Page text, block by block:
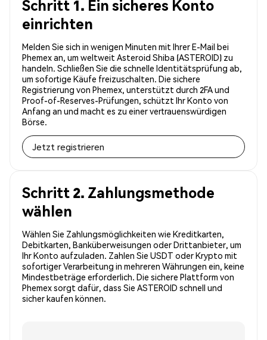
Schritt 1. Ein sicheres Konto
einrichten
Melden Sie sich in wenigen Minuten mit Ihrer E-Mail bei
Phemex an, um weltweit Asteroid Shiba (ASTEROID) zu
handeln. Schließen Sie die schnelle Identitätsprüfung ab,
um sofortige Käufe freizuschalten. Die sichere
Registrierung von Phemex, unterstützt durch 2FA und
Proof-of-Reserves-Prüfungen, schützt Ihr Konto von
Anfang an und macht es zu einer vertrauenswürdigen
Börse.
Jetzt registrieren
Schritt 2. Zahlungsmethode
wählen
Wählen Sie Zahlungsmöglichkeiten wie Kreditkarten,
Debitkarten, Banküberweisungen oder Drittanbieter, um
Ihr Konto aufzuladen. Zahlen Sie USDT oder Krypto mit
sofortiger Verarbeitung in mehreren Währungen ein, keine
Mindestbeträge erforderlich. Die sichere Plattform von
Phemex sorgt dafür, dass Sie ASTEROID schnell und
sicher kaufen können.